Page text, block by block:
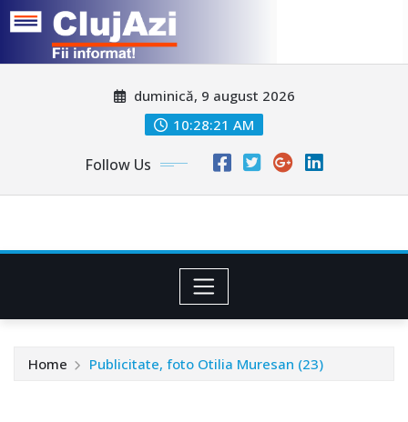
duminică, 9 august 2026
10:28:24 AM
Follow Us
Home Publicitate, foto Otilia Muresan (23)